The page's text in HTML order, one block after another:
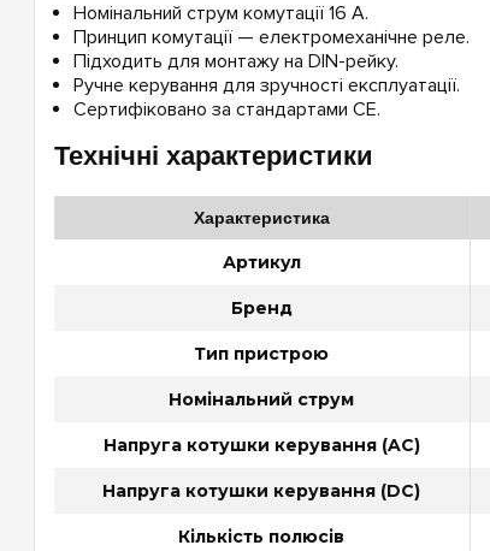
Номінальний струм комутації 16 А.
Принцип комутації — електромеханічне реле.
Підходить для монтажу на DIN-рейку.
Ручне керування для зручності експлуатації.
Сертифіковано за стандартами CE.
Технічні характеристики
Характеристика
Артикул
Бренд
Тип пристрою
Номінальний струм
Напруга котушки керування (AC)
Напруга котушки керування (DC)
Кількість полюсів